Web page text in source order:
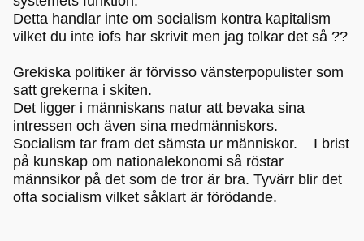
Detta handlar inte om socialism kontra kapitalism
vilket du inte iofs har skrivit men jag tolkar det så ??
Grekiska politiker är förvisso vänsterpopulister som
satt grekerna i skiten.
Det ligger i människans natur att bevaka sina
intressen och även sina medmänniskors.
Socialism tar fram det sämsta ur människor. I brist
på kunskap om nationalekonomi så röstar
männsikor på det som de tror är bra. Tyvärr blir det
ofta socialism vilket såklart är förödande.